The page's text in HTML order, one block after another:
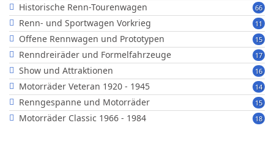
66
Historische Renn-Tourenwagen
11
Renn- und Sportwagen Vorkrieg
15
Offene Rennwagen und Prototypen
17
Renndreiräder und Formelfahrzeuge
16
Show und Attraktionen
14
Motorräder Veteran 1920 - 1945
15
Renngespanne und Motorräder
18
Motorräder Classic 1966 - 1984